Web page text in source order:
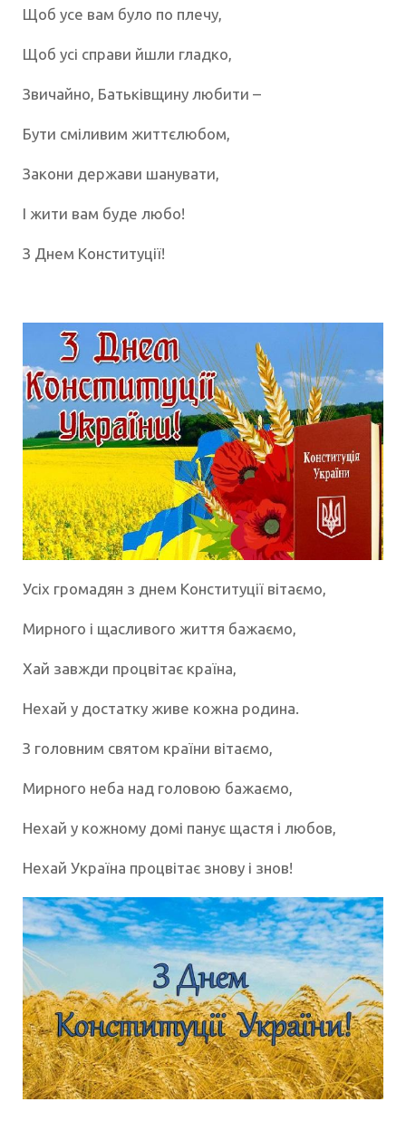
Щоб усе вам було по плечу,
Щоб усі справи йшли гладко,
Звичайно, Батьківщину любити –
Бути сміливим життєлюбом,
Закони держави шанувати,
І жити вам буде любо!
З Днем Конституції!
Усіх громадян з днем Конституції вітаємо,
Мирного і щасливого життя бажаємо,
Хай завжди процвітає країна,
Нехай у достатку живе кожна родина.
З головним святом країни вітаємо,
Мирного неба над головою бажаємо,
Нехай у кожному домі панує щастя і любов,
Нехай Україна процвітає знову і знов!